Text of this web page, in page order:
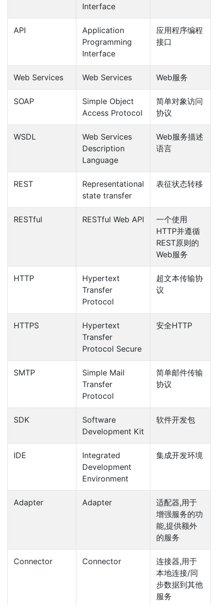
Interface
API
Application
Programming
Interface
应用程序编程
接口
Web Services Web Services Web服务
SOAP
Simple Object
Access Protocol
简单对象访问
协议
WSDL
Web Services
Description
Language
Web服务描述
语言
REST
Representational
state transfer
表征状态转移
RESTful RESTful Web API
一个使用
HTTP并遵循
REST原则的
Web服务
HTTP
Hypertext
Transfer
Protocol
超文本传输协
议
HTTPS
Hypertext
Transfer
Protocol Secure
安全HTTP
SMTP
Simple Mail
Transfer
Protocol
简单邮件传输
协议
SDK
Software
Development Kit
软件开发包
IDE
Integrated
Development
Environment
集成开发环境
Adapter Adapter
适配器,用于
增强服务的功
能,提供额外
的服务
Connector Connector
连接器,用于
本地连接/同
步数据到其他
服务